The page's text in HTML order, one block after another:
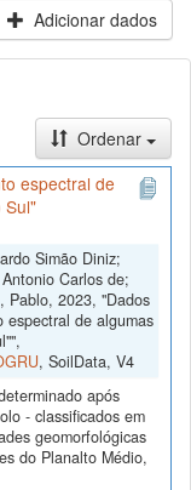
Adicionar dados
Ordenar
espectral de
Sul"
Simão Diniz;
Carlos de;
Pablo, 2023, "Dados
espectral de algumas
, SoilData, V4
após
- classificados em
geomorfológicas
do Planalto Médio,